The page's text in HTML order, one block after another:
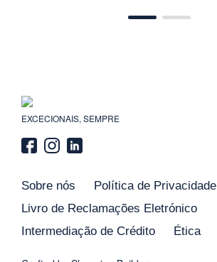
EXCECIONAIS, SEMPRE
Sobre nós Política de Privacidade
Livro de Reclamações Eletrónico
Intermediação de Crédito
Ética